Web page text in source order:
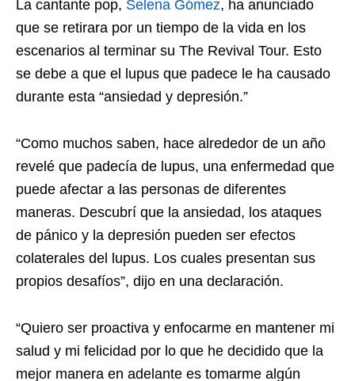
La cantante pop, Selena Gómez, ha anunciado
que se retirara por un tiempo de la vida en los
escenarios al terminar su The Revival Tour. Esto
se debe a que el lupus que padece le ha causado
durante esta “ansiedad y depresión.”
“Como muchos saben, hace alrededor de un año
revelé que padecía de lupus, una enfermedad que
puede afectar a las personas de diferentes
maneras. Descubrí que la ansiedad, los ataques
de pánico y la depresión pueden ser efectos
colaterales del lupus. Los cuales presentan sus
propios desafíos”, dijo en una declaración.
“Quiero ser proactiva y enfocarme en mantener mi
salud y mi felicidad por lo que he decidido que la
mejor manera en adelante es tomarme algún